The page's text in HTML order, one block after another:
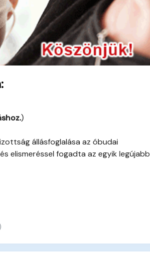
)
állásfoglalása az óbudai
elismeréssel fogadta az egyik legújabb